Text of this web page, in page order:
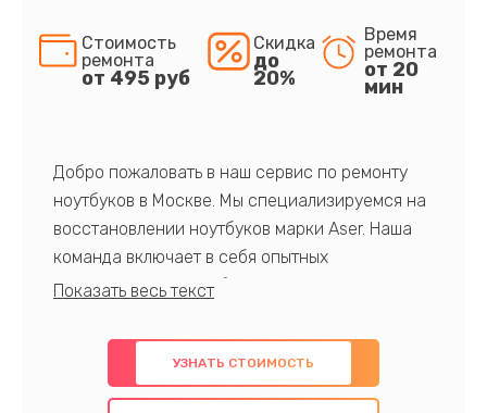
Стоимость
ремонта
от 495 руб
Скидка
до
20%
Время
ремонта
от 20
мин
Добро пожаловать в наш сервис по ремонту
ноутбуков в Москве. Мы специализируемся на
восстановлении ноутбуков марки Aser. Наша
команда включает в себя опытных
профессионалов с обширными знаниями и
предлагаем быстрый и качественный ремонт с
использованием оригинальных компонентов, а
также гарантируем качество всех
УЗНАТЬ СТОИМОСТЬ